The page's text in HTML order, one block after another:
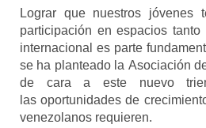
Lograr que nuestros jóvenes
participación en espacios tanto
internacional es parte
se ha planteado la Asociación
de cara a este nuevo
lasoportunidades de
venezolanos requieren.